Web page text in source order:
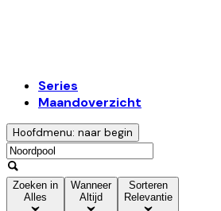
Series
Maandoverzicht
Hoofdmenu: naar begin
Zoeken in
Alles
Wanneer
Altijd
Sorteren
Relevantie